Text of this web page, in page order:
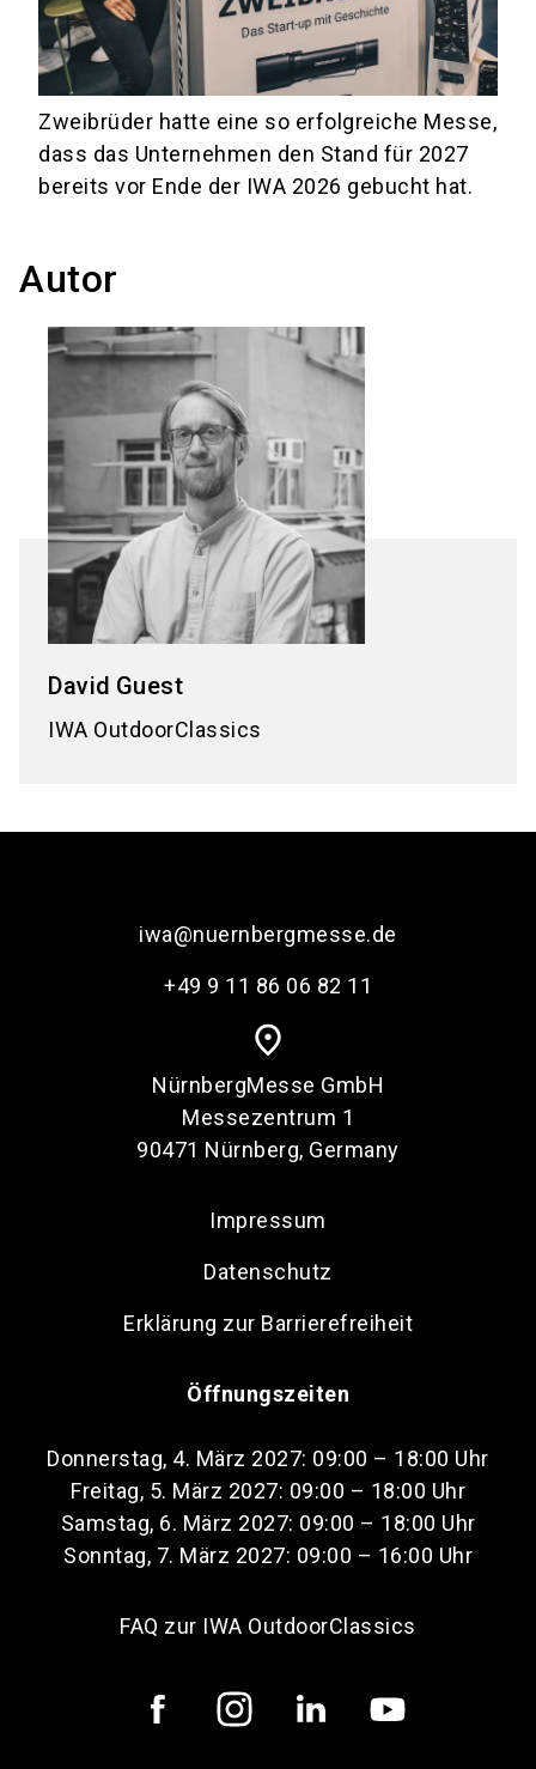
Zweibrüder hatte eine so erfolgreiche Messe,
dass das Unternehmen den Stand für 2027
bereits vor Ende der IWA 2026 gebucht hat.
Autor
David Guest
IWA OutdoorClassics
iwa@nuernbergmesse.de
+49 9 11 86 06 82 11
place
NürnbergMesse GmbH
Messezentrum 1
90471 Nürnberg, Germany
Impressum
Datenschutz
Erklärung zur Barrierefreiheit
Öffnungszeiten
Donnerstag, 4. März 2027: 09:00 – 18:00 Uhr
Freitag, 5. März 2027: 09:00 – 18:00 Uhr
Samstag, 6. März 2027: 09:00 – 18:00 Uhr
Sonntag, 7. März 2027: 09:00 – 16:00 Uhr
FAQ zur IWA OutdoorClassics